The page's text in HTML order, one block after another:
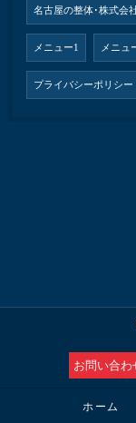
名古屋の整体･株式会
メニュー1 メニュ
プライバシーポリシー
お問い合わ
ホーム